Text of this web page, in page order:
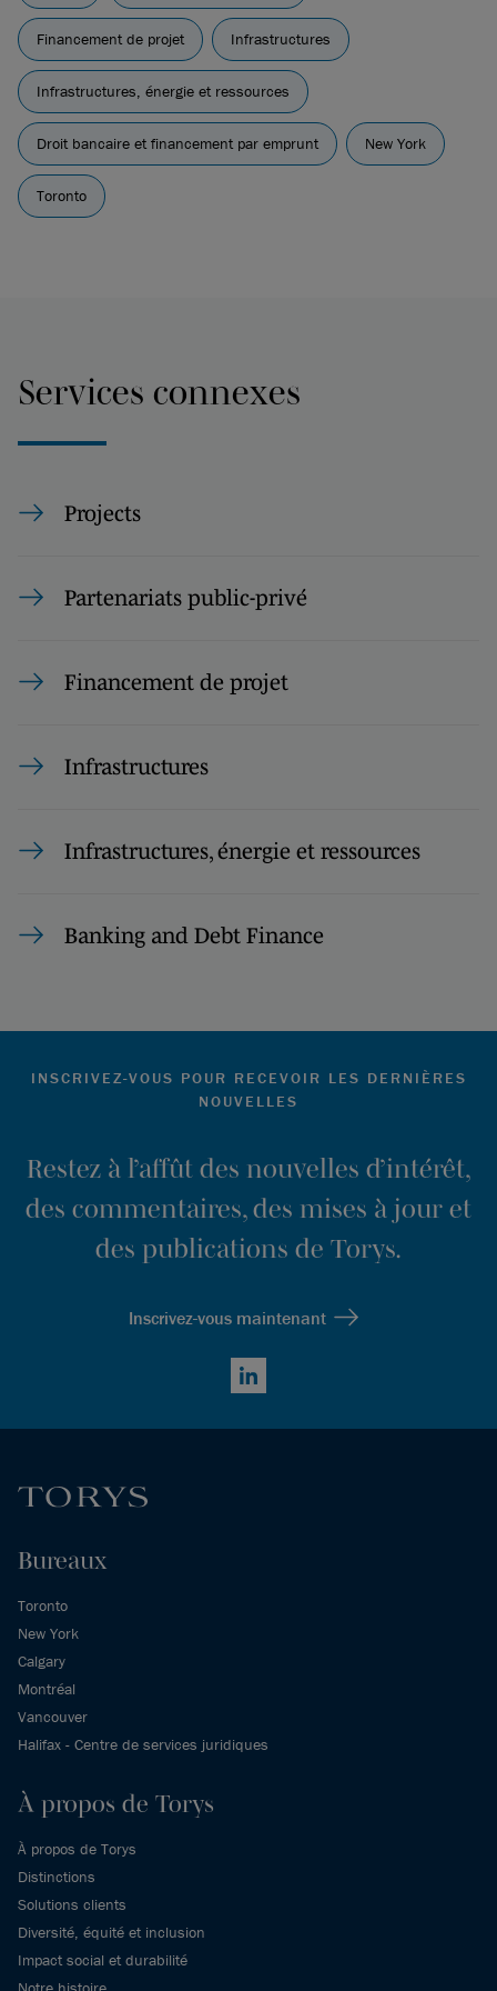
Financement de projet Infrastructures
Infrastructures, énergie et ressources
Droit bancaire et financement par emprunt New York
Toronto
Services connexes
Projects
Partenariats public-privé
Financement de projet
Infrastructures
Infrastructures, énergie et ressources
Banking and Debt Finance
INSCRIVEZ-VOUS POUR RECEVOIR LES DERNIÈRES
NOUVELLES
Restez à l’affût des nouvelles d’intérêt,
des commentaires, des mises à jour et
des publications de Torys.
Inscrivez-vous maintenant
LinkedIn
Bureaux
Toronto
New York
Calgary
Montréal
Vancouver
Halifax - Centre de services juridiques
À propos de Torys
À propos de Torys
Distinctions
Solutions clients
Diversité, équité et inclusion
Impact social et durabilité